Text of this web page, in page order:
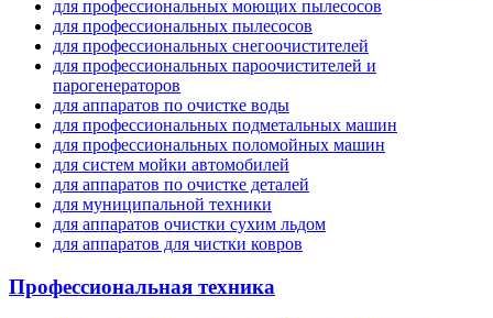
для профессиональных моющих пылесосов
для профессиональных пылесосов
для профессиональных снегоочистителей
для профессиональных пароочистителей и
парогенераторов
для аппаратов по очистке воды
для профессиональных подметальных машин
для профессиональных поломойных машин
для систем мойки автомобилей
для аппаратов по очистке деталей
для муниципальной техники
для аппаратов очистки сухим льдом
для аппаратов для чистки ковров
Профессиональная техника